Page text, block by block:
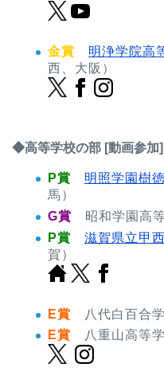
金賞 明浄学院高
西、大阪）
◆高等学校の部 [動画参加]
P賞 明照学園樹
馬）
G賞 昭和学園高
P賞 滋賀県立甲
賀）
E賞
八代白百合
E賞
八重山高等